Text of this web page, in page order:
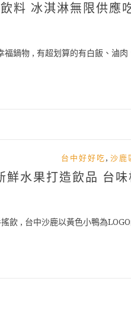
料 冰淇淋無限供應
鍋物 , 有超划算的有白飯、滷
台中好好吃 , 沙鹿
水果打造飲品 台
飲 , 台中沙鹿以黃色小鴨為